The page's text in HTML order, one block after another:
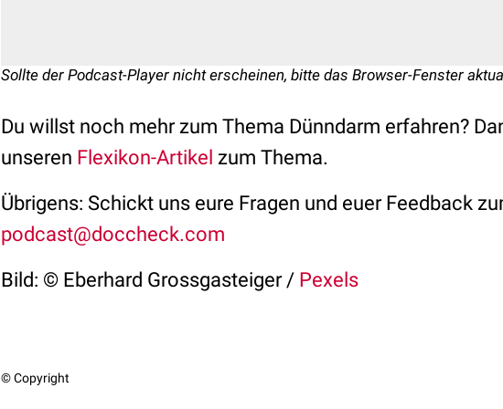
Sollte der Podcast-Player nicht erscheinen, bitte das Browser-Fenster
Du willst noch mehr zum Thema Dünndarm erfahren?
unseren Flexikon-Artikel zum Thema.
Übrigens: Schickt uns eure Fragen und euer Feedback
podcast@doccheck.com
Bild: © Eberhard Grossgasteiger / Pexels
© Copyright